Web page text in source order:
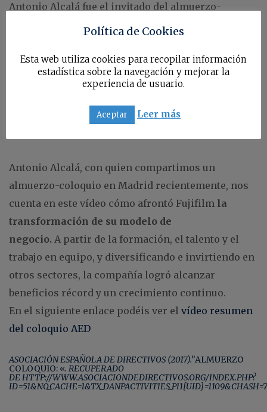
Antonio Alcalá fue el invitado del almuerzo-
coloquio de la AED celebrado el 18 de mayo en
fotográficas constituían el 60% de las ventas de
Fujifilm y hasta el 70% de sus beneficios. Diez años
negocio y habían llevado a competidores históricos
Antonio Alcalá, con quien compartimos un
almuerzo-coloquio en Madrid recientemente, nos
cuenta en este vídeo cómo afrontó Fujifilm la
transformación de su modelo de
negocio. A partir de la formación, el talento y el
trabajo en equipo, y diversificando e invirtiendo en
otros sectores, la compañía logró alcanzar
beneficios récord y un crecimiento continuo.
En el siguiente enlace podéis ver el vídeo resumen
del coloquio AED
ASOCIACIÓN ESPAÑOLA DE DIRECTIVOS (2017).”ALMUERZO
COLOQUIO: «. RECUPERADO
DE HTTP://WWW.ASOCIACIONDEDIRECTIVOS.ORG/INDEX.PHP?
Política de Cookies
Esta web utiliza cookies para recopilar información
estadística sobre la navegación y mejorar la
experiencia de usuario.
Aceptar Leer más